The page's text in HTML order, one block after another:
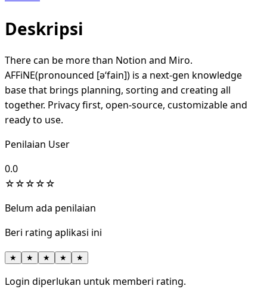
Deskripsi
There can be more than Notion and Miro.
AFFiNE(pronounced [ə‘fain]) is a next-gen knowledge
base that brings planning, sorting and creating all
together. Privacy first, open-source, customizable and
ready to use.
Penilaian User
0.0
☆☆☆☆☆
Belum ada penilaian
Beri rating aplikasi ini
★ ★ ★ ★ ★
Login diperlukan untuk memberi rating.